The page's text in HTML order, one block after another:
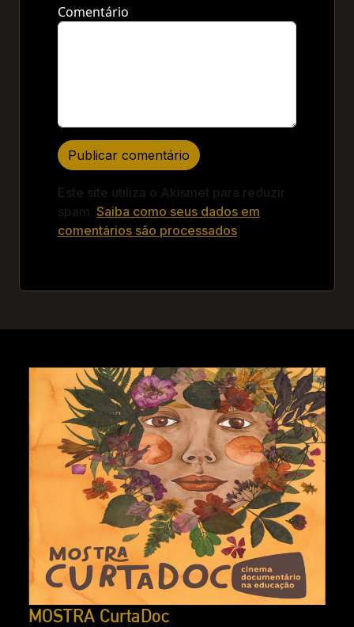
Comentário
Este site utiliza o Akismet para reduzir
spam. Saiba como seus dados em
comentários são processados
MOSTRA CurtaDoc